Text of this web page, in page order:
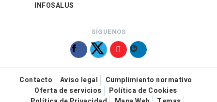
INFOSALUS
SÍGUENOS
Contacto Aviso legal
Cumplimiento normativo
Oferta de servicios
Política de Cookies